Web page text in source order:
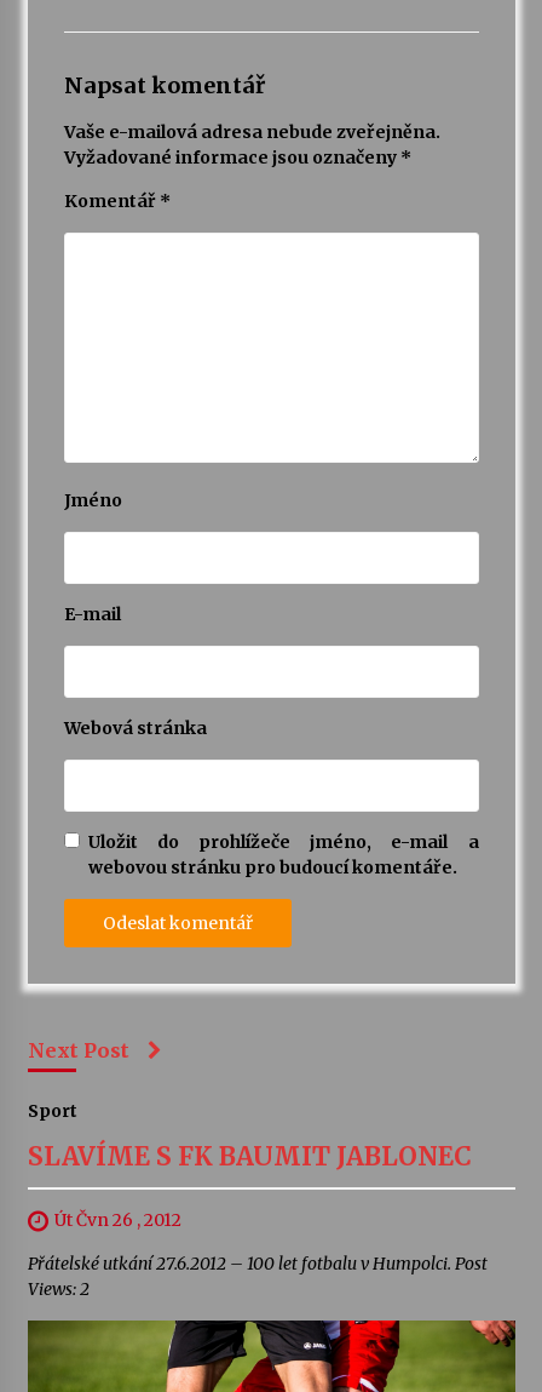
Napsat komentář
Vaše e-mailová adresa nebude zveřejněna.
Vyžadované informace jsou označeny *
Komentář *
Jméno
E-mail
Webová stránka
Uložit do prohlížeče jméno, e-mail a
webovou stránku pro budoucí komentáře.
Next Post
Sport
SLAVÍME S FK BAUMIT JABLONEC
Út Čvn 26 , 2012
Přátelské utkání 27.6.2012 – 100 let fotbalu v Humpolci. Post
Views: 2